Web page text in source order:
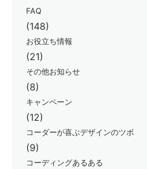
FAQ
(148)
お役立ち情報
(21)
その他お知らせ
(8)
キャンペーン
(12)
コーダーが喜ぶデザインのツボ
(9)
コーディングあるある